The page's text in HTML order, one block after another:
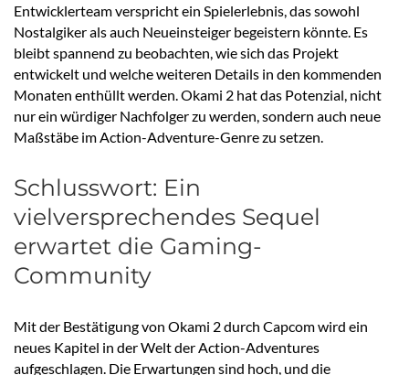
Entwicklerteam verspricht ein Spielerlebnis, das sowohl
Nostalgiker als auch Neueinsteiger begeistern könnte. Es
bleibt spannend zu beobachten, wie sich das Projekt
entwickelt und welche weiteren Details in den kommenden
Monaten enthüllt werden. Okami 2 hat das Potenzial, nicht
nur ein würdiger Nachfolger zu werden, sondern auch neue
Maßstäbe im Action-Adventure-Genre zu setzen.
Schlusswort: Ein
vielversprechendes Sequel
erwartet die Gaming-
Community
Mit der Bestätigung von Okami 2 durch Capcom wird ein
neues Kapitel in der Welt der Action-Adventures
aufgeschlagen. Die Erwartungen sind hoch, und die